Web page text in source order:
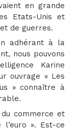
en grande
Etats-Unis et
de guerres.
adhérant à la
nous pouvons
Karine
ouvrage « Les
» connaître à
commerce et
». Est-ce